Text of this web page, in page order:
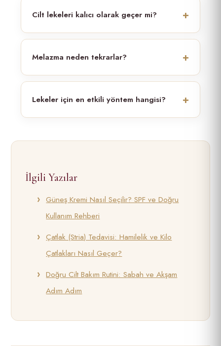
Cilt lekeleri kalıcı olarak geçer mi?
Melazma neden tekrarlar?
Lekeler için en etkili yöntem hangisi?
İlgili Yazılar
Güneş Kremi Nasıl Seçilir? SPF ve Doğru
Kullanım Rehberi
Çatlak (Stria) Tedavisi: Hamilelik ve Kilo
Çatlakları Nasıl Geçer?
Doğru Cilt Bakım Rutini: Sabah ve Akşam
Adım Adım